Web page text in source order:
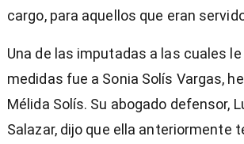
cargo, para aquellos que eran
Una de las imputadas a las cuales
medidas fue a Sonia Solís Vargas,
Mélida Solís. Su abogado defensor,
Salazar, dijo que ella anteriormente